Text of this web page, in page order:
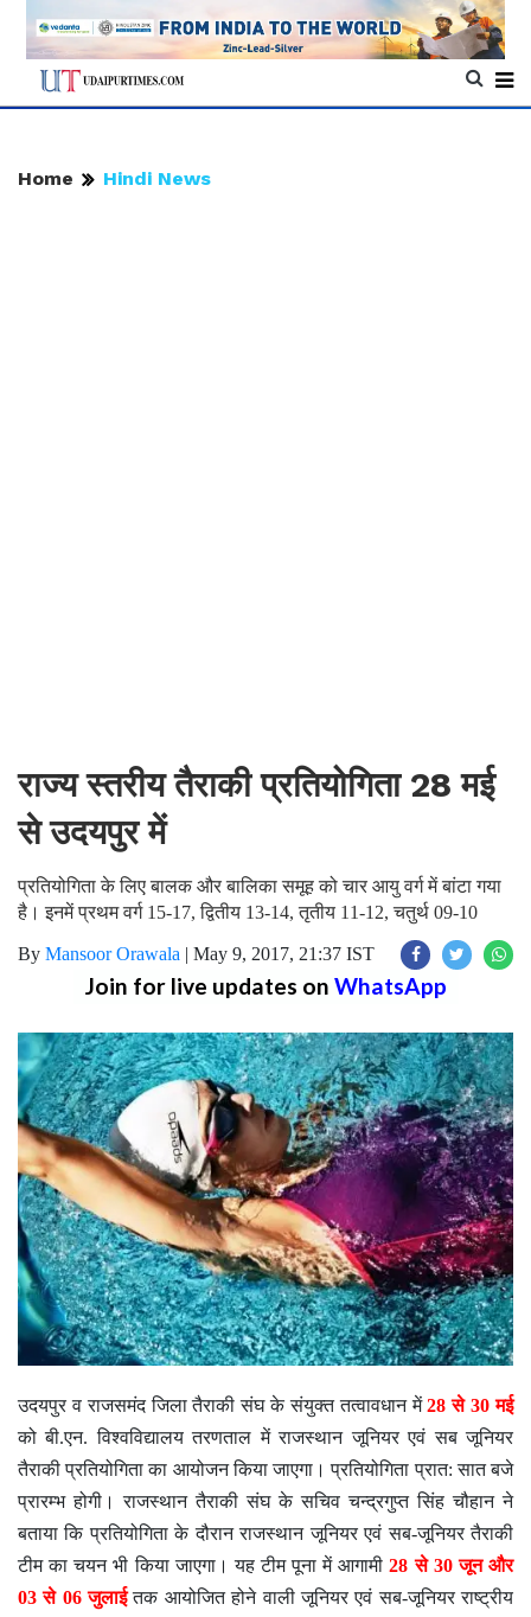
Home Hindi News
राज्य स्तरीय तैराकी प्रतियोगिता 28 मई
से उदयपुर में
प्रतियोगिता के लिए बालक और बालिका समूह को चार आयु वर्ग में बांटा गया
है। इनमें प्रथम वर्ग 15-17, द्वितीय 13-14, तृतीय 11-12, चतुर्थ 09-10
By Mansoor Orawala | May 9, 2017, 21:37 IST
Join for live updates on WhatsApp
उदयपुर व राजसमंद जिला तैराकी संघ के संयुक्त तत्वावधान में28 से 30 मई
को बी.एन. विश्वविद्यालय तरणताल में राजस्थान जूनियर एवं सब जूनियर
तैराकी प्रतियोगिता का आयोजन किया जाएगा। प्रतियोगिता प्रात: सात बजे
प्रारम्भ होगी। राजस्थान तैराकी संघ के सचिव चन्द्रगुप्त सिंह चौहान ने
बताया कि प्रतियोगिता के दौरान राजस्थान जूनियर एवं सब-जूनियर तैराकी
टीम का चयन भी किया जाएगा। यह टीम पूना में आगामी28 से30 जून और
03 से 06 जुलाईतक आयोजित होने वाली जूनियर एवं सब-जूनियर राष्ट्रीय